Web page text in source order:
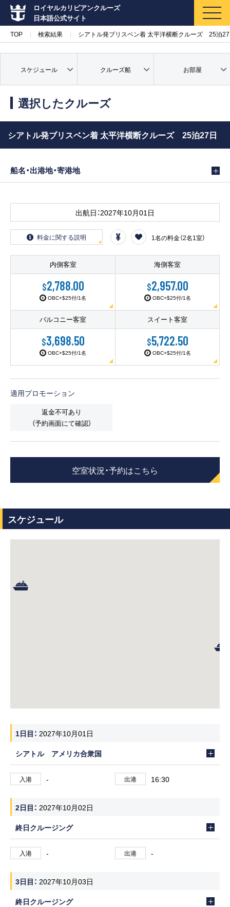
ロイヤルカリビアンクルーズ
日本語公式サイト
マイページ
クルーズ検索
クルーズの楽しみ方
船内へようこそ
客船のご案内
寄港地ガイド
トピックス パンフレット
ご予約後の流れ お問い合わせ
れる理由
TOP 検索結果 シアトル発ブリスベン着 太平洋横断クルーズ 25泊
スケジュール クルーズ船 お部屋
選択したクルーズ
シアトル発ブリスベン着 太平洋横断クルーズ 25泊27日
船名・出港地・寄港地
出航日：2027年10月01日
料金に関する説明 1名の料金（2名1室）
内側客室
$2,788.00
OBC+$25付/1名
海側客室
$2,957.00
OBC+$25付/1名
バルコニー客室
$3,698.50
OBC+$25付/1名
スイート客室
$5,722.50
OBC+$25付/1名
適用プロモーション
返金不可あり
（予約画面にて確認）
空室状況・予約はこちら
スケジュール
1日目
2027年10月01日
シアトル アメリカ合衆国
入港 - 出港 16:30
2日目
2027年10月02日
終日クルージング
入港 - 出港 -
3日目
2027年10月03日
終日クルージング